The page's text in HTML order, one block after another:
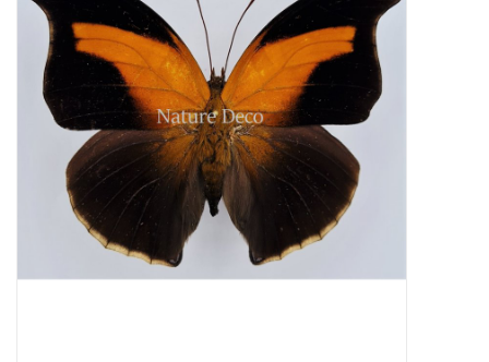
Prepareerbenodigdheden
Lijsten & Stolpen
Schedels & skeletten
Huiden & vachten
Opgezette dieren